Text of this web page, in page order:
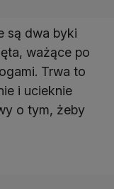
są dwa byki
ważące po
Trwa to
i ucieknie
o tym, żeby